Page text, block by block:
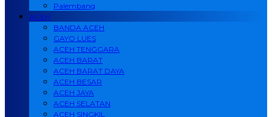
Palembang
ACEH
BANDA ACEH
GAYO LUES
ACEH TENGGARA
ACEH BARAT
ACEH BARAT DAYA
ACEH BESAR
ACEH JAYA
ACEH SELATAN
ACEH SINGKIL